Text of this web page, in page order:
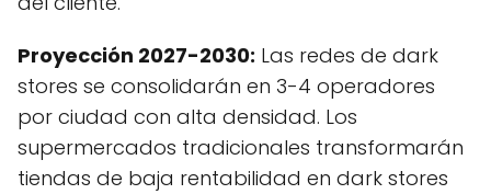
Proyección 2027-2030: Las redes de dark
stores se consolidarán en 3-4 operadores
por ciudad con alta densidad. Los
supermercados tradicionales transformarán
tiendas de baja rentabilidad en dark stores